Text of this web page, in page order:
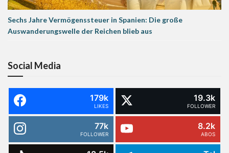
Sechs Jahre Vermögenssteuer in Spanien: Die große
Auswanderungswelle der Reichen blieb aus
Social Media
179k
LIKES
19.3k
FOLLOWER
77k
FOLLOWER
8.2k
ABOS